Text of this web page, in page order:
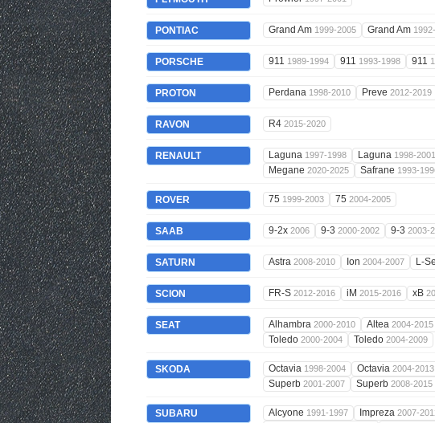
PONTIAC Grand Am 1999-2005 Grand Am
PORSCHE 911 1989-1994 911 1993-1998 911
PROTON Perdana 1998-2010 Preve 2012-2019
RAVON R4 2015-2020
RENAULT Laguna 1997-1998 Laguna 1998-2001
Megane 2020-2025 Safrane 1993-
ROVER 75 1999-2003 75 2004-2005
SAAB 9-2x 2006 9-3 2000-2002 9-3 2003-
SATURN Astra 2008-2010 Ion 2004-2007 L-
SCION FR-S 2012-2016 iM 2015-2016 xB
SEAT Alhambra 2000-2010 Altea 2004-2015
Toledo 2000-2004 Toledo 2004-2009
SKODA Octavia 1998-2004 Octavia 2004-2013
Superb 2001-2007 Superb 2008-2015
SUBARU Alcyone 1991-1997 Impreza 2007-